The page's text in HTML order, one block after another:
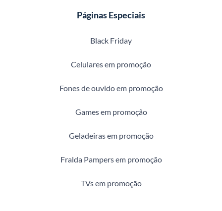
Páginas Especiais
Black Friday
Celulares em promoção
Fones de ouvido em promoção
Games em promoção
Geladeiras em promoção
Fralda Pampers em promoção
TVs em promoção